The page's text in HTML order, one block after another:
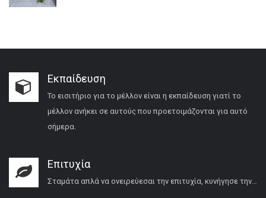
Εκπαίδευση
Το εισιτήριο για το μέλλον είναι η εκπαίδευση γιατί το
μέλλον ανήκει σε αυτούς που προετοιμάζονται για αυτό
σήμερα.
Επιτυχία
Σταμάτα απλά να ονειρεύεσαι την επιτυχία, κυνήγησε την…